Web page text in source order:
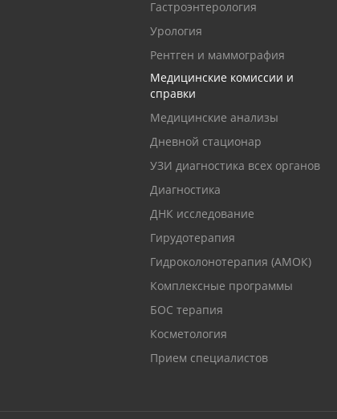
Гастроэнтерология
Урология
Рентген и маммография
Медицинские комиссии и
справки
Медицинские анализы
Дневной стационар
УЗИ диагностика всех органов
Диагностика
ДНК исследование
Гирудотерапия
Гидроколонотерапия (АМОК)
Комплексные программы
БОС терапия
Косметология
Прием специалистов